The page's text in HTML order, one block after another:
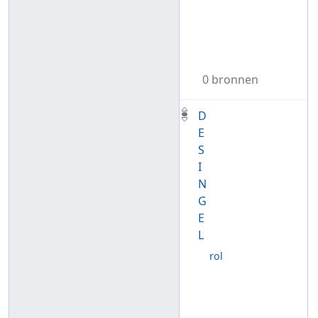
0 bronnen
D
E
S
I
N
G
E
L
rol